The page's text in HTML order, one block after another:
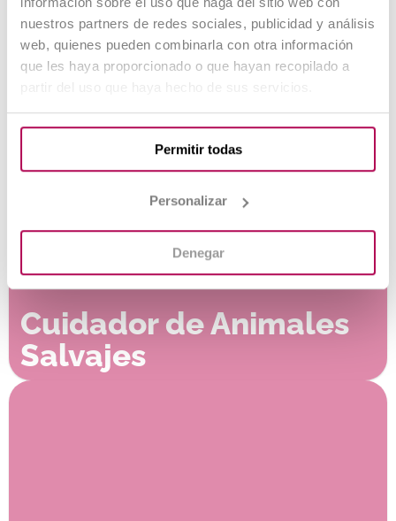
nuestros partners de redes sociales, publicidad y análisis
web, quienes pueden combinarla con otra información
que les haya proporcionado o que hayan recopilado a
Permitir todas
Personalizar
Denegar
Técnico en Fauna
Silvestre
Cuidador de Animales
Salvajes